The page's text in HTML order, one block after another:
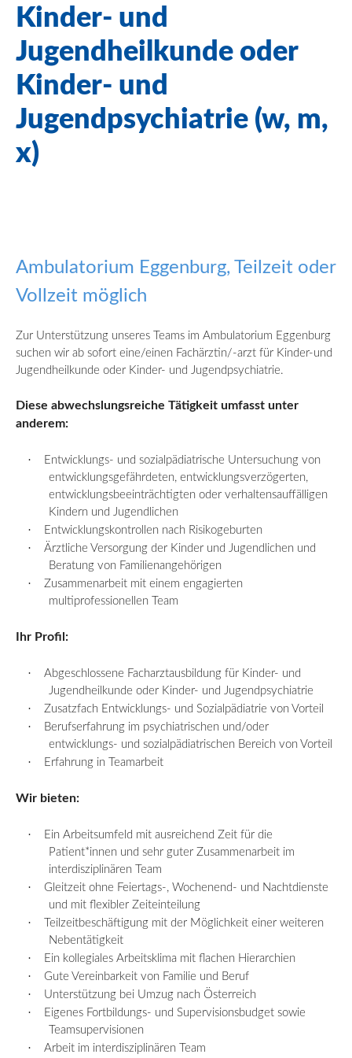
Kinder- und
Jugendheilkunde oder
Kinder- und
Jugendpsychiatrie (w, m,
x)
Ambulatorium Eggenburg, Teilzeit oder
Vollzeit möglich
Zur Unterstützung unseres Teams im Ambulatorium Eggenburg
suchen wir ab sofort eine/einen Fachärztin/-arzt für Kinder-und
Jugendheilkunde oder Kinder- und Jugendpsychiatrie.
Diese abwechslungsreiche Tätigkeit umfasst unter
anderem:
·
Entwicklungs- und sozialpädiatrische Untersuchung von
entwicklungsgefährdeten, entwicklungsverzögerten,
entwicklungsbeeinträchtigten oder verhaltensauffälligen
Kindern und Jugendlichen
· Entwicklungskontrollen nach Risikogeburten
·
Ärztliche Versorgung der Kinder und Jugendlichen und
Beratung von Familienangehörigen
·
Zusammenarbeit mit einem engagierten
multiprofessionellen Team
Ihr Profil:
·
Abgeschlossene Facharztausbildung für Kinder- und
Jugendheilkunde oder Kinder- und Jugendpsychiatrie
· Zusatzfach Entwicklungs- und Sozialpädiatrie von Vorteil
·
Berufserfahrung im psychiatrischen und/oder
entwicklungs- und sozialpädiatrischen Bereich von Vorteil
· Erfahrung in Teamarbeit
Wir bieten:
· Ein Arbeitsumfeld mit ausreichend Zeit fürdie
Patient*innen und sehr guter Zusammenarbeit im
interdisziplinären Team
·
Gleitzeit ohne Feiertags-, Wochenend- und Nachtdienste
und mit flexibler Zeiteinteilung
·
Teilzeitbeschäftigung mit der Möglichkeit einer weiteren
Nebentätigkeit
· Ein kollegiales Arbeitsklima mit flachen Hierarchien
· Gute Vereinbarkeit von Familie und Beruf
· Unterstützung bei Umzug nach Österreich
·
Eigenes Fortbildungs- und Supervisionsbudget sowie
Teamsupervisionen
· Arbeit im interdisziplinären Team